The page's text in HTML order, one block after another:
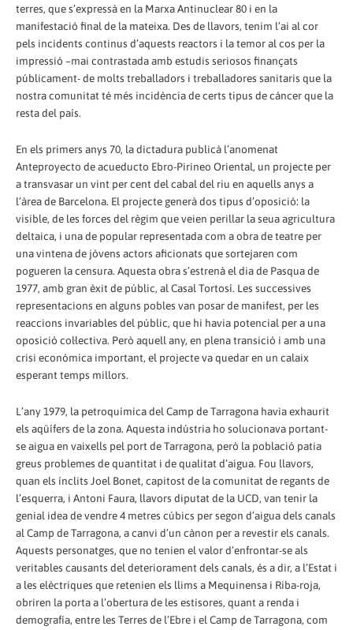
terres, que s’expressà en la Marxa Antinuclear 80 i en la
manifestació final de la mateixa. Des de llavors, tenim l’ai al cor
pels incidents continus d’aquests reactors i la temor al cos per la
impressió –mai contrastada amb estudis seriosos finançats
públicament- de molts treballadors i treballadores sanitaris que la
nostra comunitat té més incidència de certs tipus de cáncer que la
resta del país.
En els primers anys 70, la dictadura publicà l’anomenat
Anteproyecto de acueducto Ebro-Pirineo Oriental, un projecte per
a transvasar un vint per cent del cabal del riu en aquells anys a
l’àrea de Barcelona. El projecte generà dos tipus d’oposició: la
visible, de les forces del règim que veien perillar la seua agricultura
deltaica, i una de popular representada com a obra de teatre per
una vintena de jóvens actors aficionats que sortejaren com
pogueren la censura. Aquesta obra s’estrenà el dia de Pasqua de
1977, amb gran èxit de públic, al Casal Tortosí. Les successives
representacions en alguns pobles van posar de manifest, per les
reaccions invariables del públic, que hi havia potencial per a una
oposició col·lectiva. Però aquell any, en plena transició i amb una
crisi económica important, el projecte va quedar en un calaix
esperant temps millors.
L’any 1979, la petroquímica del Camp de Tarragona havia exhaurit
els aqüífers de la zona. Aquesta indústria ho solucionava portant-
se aigua en vaixells pel port de Tarragona, però la població patia
greus problemes de quantitat i de qualitat d’aigua. Fou llavors,
quan els ínclits Joel Bonet, capitost de la comunitat de regants de
l’esquerra, i Antoni Faura, llavors diputat de la UCD, van tenir la
genial idea de vendre 4 metres cúbics per segon d’aigua dels canals
al Camp de Tarragona, a canvi d’un cànon per a revestir els canals.
Aquests personatges, que no tenien el valor d’enfrontar-se als
veritables causants del deteriorament dels canals, és a dir, a l’Estat i
a les elèctriques que retenien els llims a Mequinensa i Riba-roja,
obriren la porta a l’obertura de les estisores, quant a renda i
demografía, entre les Terres de l’Ebre i el Camp de Tarragona, com